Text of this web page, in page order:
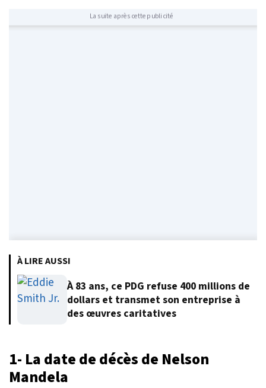
La suite après cette publicité
À LIRE AUSSI
À 83 ans, ce PDG refuse 400 millions de
dollars et transmet son entreprise à
des œuvres caritatives
1- La date de décès de Nelson
Mandela